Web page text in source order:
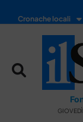
Cronache locali